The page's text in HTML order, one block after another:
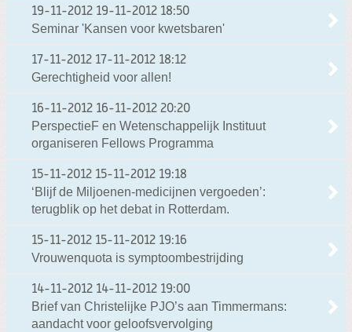
19-11-2012 19-11-2012 18:50
Seminar 'Kansen voor kwetsbaren'
17-11-2012 17-11-2012 18:12
Gerechtigheid voor allen!
16-11-2012 16-11-2012 20:20
PerspectieF en Wetenschappelijk Instituut
organiseren Fellows Programma
15-11-2012 15-11-2012 19:18
‘Blijf de Miljoenen-medicijnen vergoeden’:
terugblik op het debat in Rotterdam.
15-11-2012 15-11-2012 19:16
Vrouwenquota is symptoombestrijding
14-11-2012 14-11-2012 19:00
Brief van Christelijke PJO’s aan Timmermans:
aandacht voor geloofsvervolging